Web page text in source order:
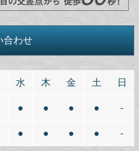
合わせ
水 木 金 土 日
● ● ● ● -
● ● ● ● -